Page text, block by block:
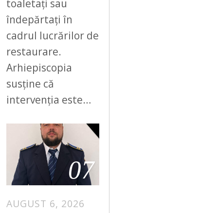
toaletați sau
îndepărtați în
cadrul lucrărilor de
restaurare.
Arhiepiscopia
susține că
intervenția este…
07
AUGUST 6, 2026